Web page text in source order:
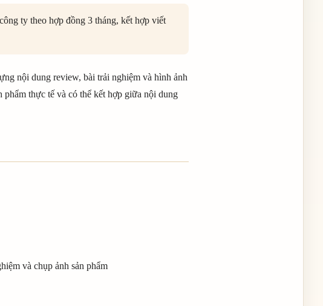
ty theo hợp đồng 3 tháng, kết hợp viết
nội dung review, bài trải nghiệm và hình ảnh
thực tế và có thể kết hợp giữa nội dung
và chụp ảnh sản phẩm